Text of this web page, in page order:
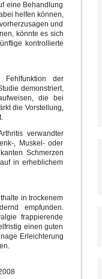
eine Behandlung
helfen können,
und
könnte es sich
kontrollierte
Fehlfunktion der
demonstriert,
die bei
die Vorstellung,
verwandter
, Muskel- oder
Schmerzen
in erheblichem
in trockenem
empfunden.
frappierende
einen guten
Erleichterung